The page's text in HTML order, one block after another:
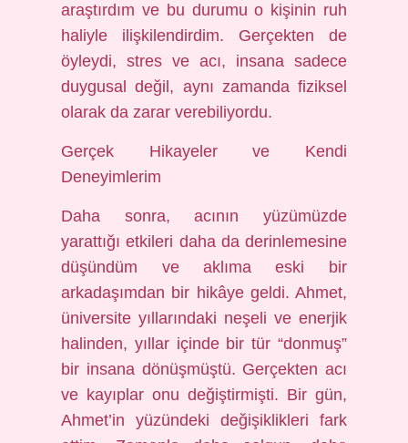
araştırdım ve bu durumu o kişinin ruh
haliyle ilişkilendirdim. Gerçekten de
öyleydi, stres ve acı, insana sadece
duygusal değil, aynı zamanda fiziksel
olarak da zarar verebiliyordu.
Gerçek Hikayeler ve Kendi
Deneyimlerim
Daha sonra, acının yüzümüzde
yarattığı etkileri daha da derinlemesine
düşündüm ve aklıma eski bir
arkadaşımdan bir hikâye geldi. Ahmet,
üniversite yıllarındaki neşeli ve enerjik
halinden, yıllar içinde bir tür “donmuş”
bir insana dönüşmüştü. Gerçekten acı
ve kayıplar onu değiştirmişti. Bir gün,
Ahmet’in yüzündeki değişiklikleri fark